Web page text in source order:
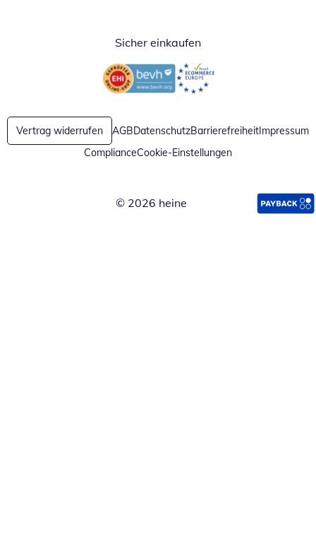
Sicher einkaufen
Öffnet in neuem FensterÖffnet in neuem Fenster
Vertrag widerrufen AGBDatenschutzBarrierefreiheitImpressum
ComplianceCookie-Einstellungen
© 2026 heine